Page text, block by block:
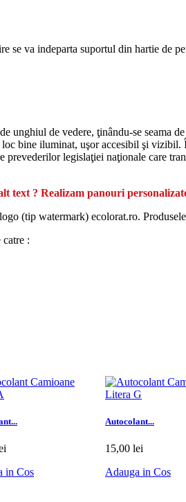
se va indeparta suportul din hartie de
de vedere, ţinându-se seama
bine iluminat, uşor accesibil şi
legislaţiei naţionale care
text ? Realizam panouri
(tip watermark) ecolorat.ro.
:
in Cos
Autocolant...
15,00 lei
Adauga in Cos